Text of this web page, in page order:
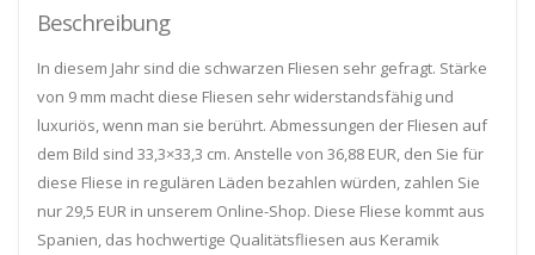
Beschreibung
In diesem Jahr sind die schwarzen Fliesen sehr gefragt. Stärke
von 9 mm macht diese Fliesen sehr widerstandsfähig und
luxuriös, wenn man sie berührt. Abmessungen der Fliesen auf
dem Bild sind 33,3×33,3 cm. Anstelle von 36,88 EUR, den Sie für
diese Fliese in regulären Läden bezahlen würden, zahlen Sie
nur 29,5 EUR in unserem Online-Shop. Diese Fliese kommt aus
Spanien, das hochwertige Qualitätsfliesen aus Keramik